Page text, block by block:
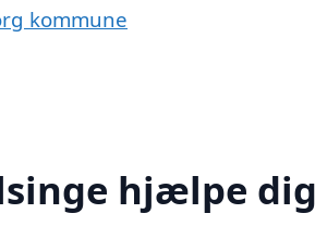
kommune
hjælpe